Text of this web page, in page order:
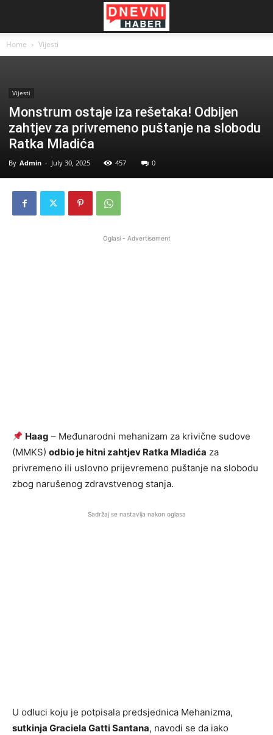
Home Vijesti
Vijesti
Monstrum ostaje iza rešetaka! Odbijen
zahtjev za privremeno puštanje na slobodu
Ratka Mladića
By Admin - July 30, 2025 457 0
Oglasi - Advertisement
Haag – Međunarodni mehanizam za krivične sudove
(MMKS) odbio je hitni zahtjev Ratka Mladića za
privremeno ili uslovno prijevremeno puštanje na slobodu
zbog narušenog zdravstvenog stanja.
Sadržaj se nastavlja nakon oglasa
U odluci koju je potpisala predsjednica Mehanizma,
sutkinja Graciela Gatti Santana, navodi se da iako